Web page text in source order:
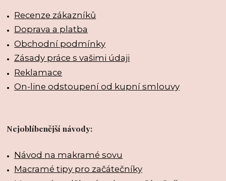
Recenze zákazníků
Doprava a platba
Obchodní podmínky
Zásady práce s vašimi údaji
Reklamace
On-line odstoupení od kupní smlouvy
Nejoblíbenější návody:
Návod na makramé sovu
Macramé tipy pro začátečníky